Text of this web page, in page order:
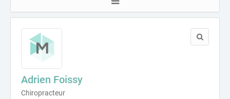
Adrien Foissy
Chiropracteur